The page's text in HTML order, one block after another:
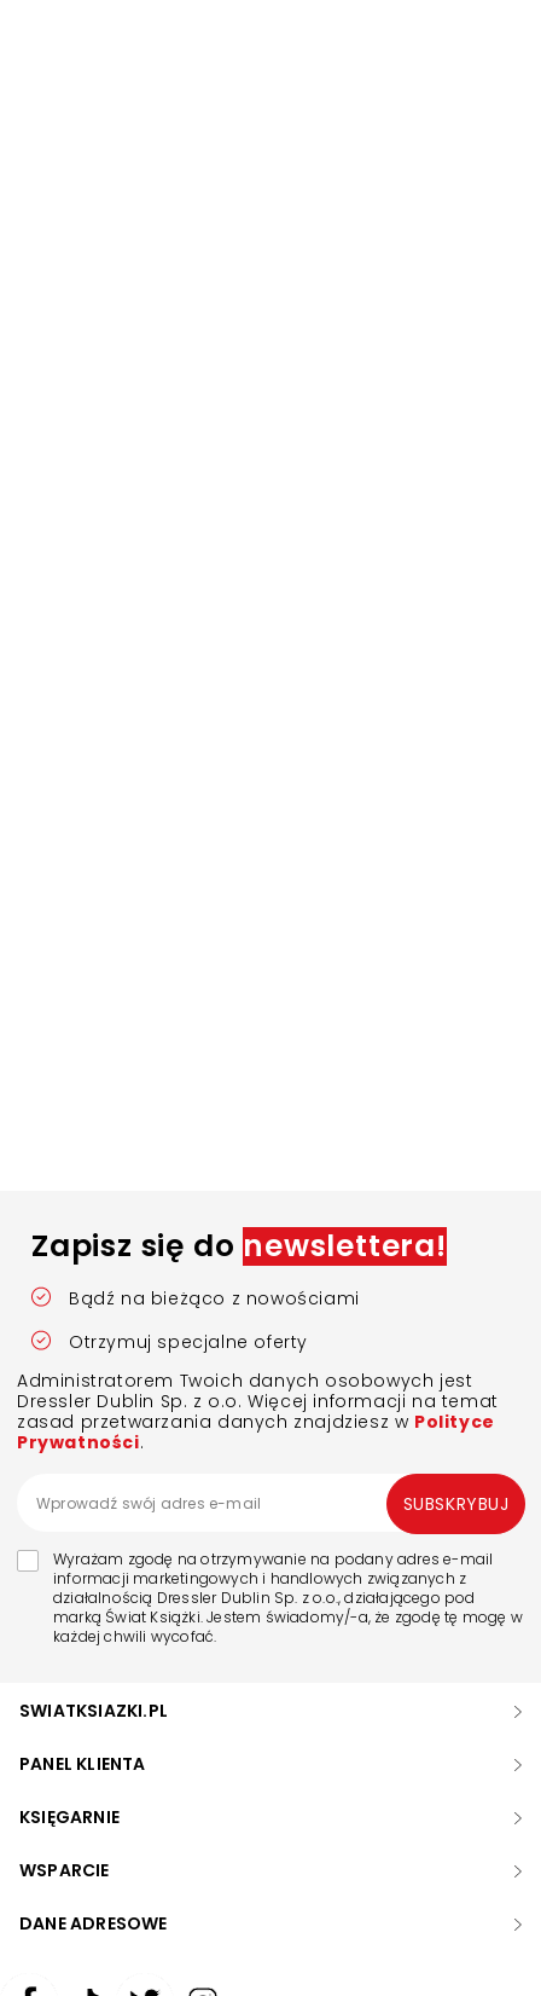
Zapisz się do newslettera!
Bądź na bieżąco z nowościami
Otrzymuj specjalne oferty
Administratorem Twoich danych osobowych jest
Dressler Dublin Sp. z o.o. Więcej informacji na temat
zasad przetwarzania danych znajdziesz w Polityce
Prywatności.
Wyrażam zgodę na otrzymywanie na podany adres e-mail
informacji marketingowych i handlowych związanych z
działalnością Dressler Dublin Sp. z o.o., działającego pod
marką Świat Książki. Jestem świadomy/-a, że zgodę tę mogę w
każdej chwili wycofać.
SUBSKRYBUJ
SWIATKSIAZKI.PL
PANEL KLIENTA
KSIĘGARNIE
WSPARCIE
DANE ADRESOWE